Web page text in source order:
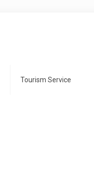
Tourism Service